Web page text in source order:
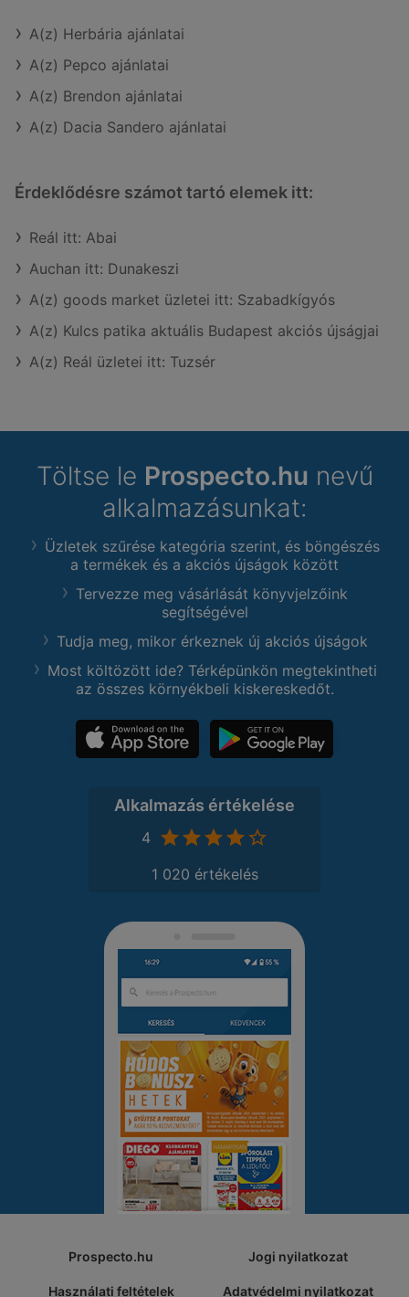
A(z) Herbária ajánlatai
A(z) Pepco ajánlatai
A(z) Brendon ajánlatai
A(z) Dacia Sandero ajánlatai
Érdeklődésre számot tartó elemek itt:
Reál itt: Abai
Auchan itt: Dunakeszi
A(z) goods market üzletei itt: Szabadkígyós
A(z) Kulcs patika aktuális Budapest akciós újságjai
A(z) Reál üzletei itt: Tuzsér
Töltse le Prospecto.hu nevű
alkalmazásunkat:
Üzletek szűrése kategória szerint, és böngészés
a termékek és a akciós újságok között
Tervezze meg vásárlását könyvjelzőink
segítségével
Tudja meg, mikor érkeznek új akciós újságok
Most költözött ide? Térképünkön megtekintheti
az összes környékbeli kiskereskedőt.
Alkalmazás értékelése
4
1 020 értékelés
Prospecto.hu Jogi nyilatkozat
Használati feltételek Adatvédelmi nyilatkozat